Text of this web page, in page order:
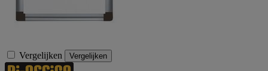
Vergelijken Vergelijken